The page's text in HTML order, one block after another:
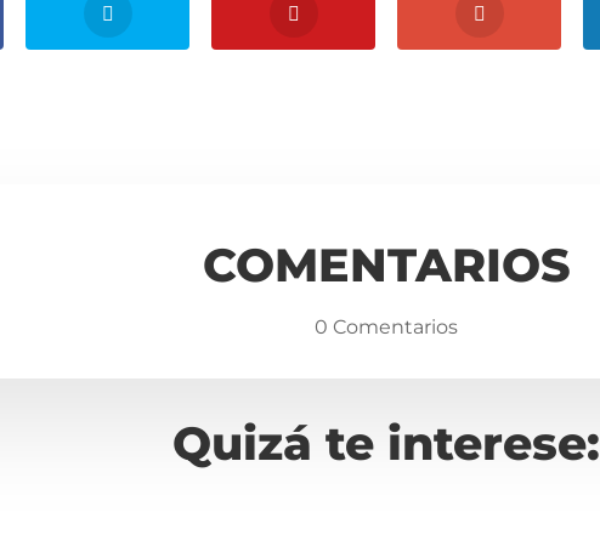
COMENTARIOS
0 Comentarios
Quizá te interese: